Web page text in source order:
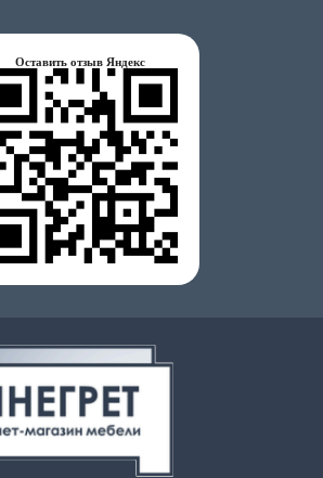
Оставить отзыв Яндекс